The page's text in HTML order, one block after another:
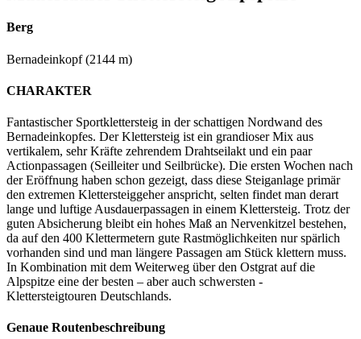
Berg
Bernadeinkopf (2144 m)
CHARAKTER
Fantastischer Sportklettersteig in der schattigen Nordwand des
Bernadeinkopfes. Der Klettersteig ist ein grandioser Mix aus
vertikalem, sehr Kräfte zehrendem Drahtseilakt und ein paar
Actionpassagen (Seilleiter und Seilbrücke). Die ersten Wochen nach
der Eröffnung haben schon gezeigt, dass diese Steiganlage primär
den extremen Klettersteiggeher anspricht, selten findet man derart
lange und luftige Ausdauerpassagen in einem Klettersteig. Trotz der
guten Absicherung bleibt ein hohes Maß an Nervenkitzel bestehen,
da auf den 400 Klettermetern gute Rastmöglichkeiten nur spärlich
vorhanden sind und man längere Passagen am Stück klettern muss.
In Kombination mit dem Weiterweg über den Ostgrat auf die
Alpspitze eine der besten – aber auch schwersten -
Klettersteigtouren Deutschlands.
Genaue Routenbeschreibung